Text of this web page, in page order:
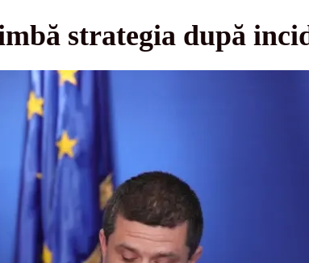
strategia după